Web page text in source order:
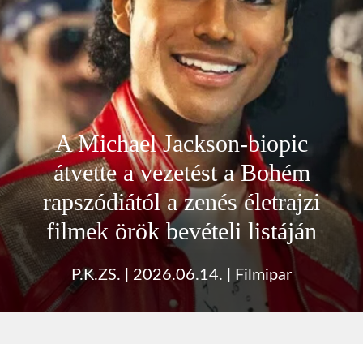
A Michael Jackson-biopic
átvette a vezetést a Bohém
rapszódiától a zenés életrajzi
filmek örök bevételi listáján
P.K.ZS. 2026.06.14. Filmipar